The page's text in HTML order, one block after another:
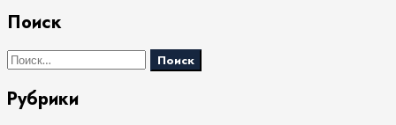
Поиск
Найти:
Рубрики